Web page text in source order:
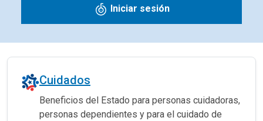
Iniciar sesión
Cuidados
Beneficios del Estado para personas cuidadoras,
personas dependientes y para el cuidado de